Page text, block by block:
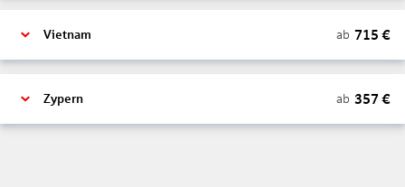
Vietnam ab 715 €
Zypern ab 357 €